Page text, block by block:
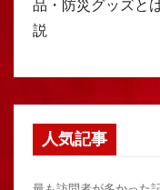
品・防災グッズと
説
人気記事